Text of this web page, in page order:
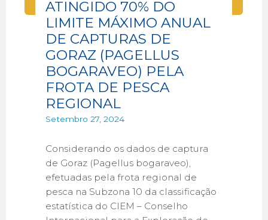
ATINGIDO 70% DO
LIMITE MÁXIMO ANUAL
DE CAPTURAS DE
GORAZ (PAGELLUS
BOGARAVEO) PELA
FROTA DE PESCA
REGIONAL
Setembro 27, 2024
Considerando os dados de captura
de Goraz (Pagellus bogaraveo),
efetuadas pela frota regional de
pesca na Subzona 10 da classificação
estatística do CIEM – Conselho